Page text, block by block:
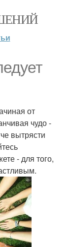
от
чудо -
вытрясти
- для того,